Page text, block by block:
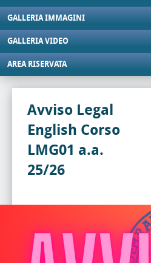
GALLERIA IMMAGINI
GALLERIA VIDEO
AREA RISERVATA
Avviso Legal
English Corso
LMG01 a.a.
25/26